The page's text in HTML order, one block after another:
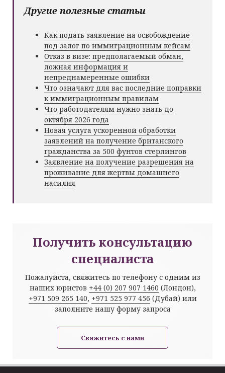
Другие полезные статьи
Как подать заявление на освобождение
под залог по иммиграционным кейсам
Отказ в визе: предполагаемый обман,
ложная информация и
непреднамеренные ошибки
Что означают для вас последние поправки
к иммиграционным правилам
Что работодателям нужно знать до
октября 2026 года
Новая услуга ускоренной обработки
заявлений на получение британского
гражданства за 500 фунтов стерлингов
Заявление на получение разрешения на
проживание для жертвы домашнего
насилия
Получить консультацию
специалиста
Пожалуйста, свяжитесь по телефону с одним из
наших юристов +44 (0) 207 907 1460 (Лондон),
+971 509 265 140, +971 525 977 456 (Дубай) или
заполните нашу форму запроса
Свяжитесь с нами